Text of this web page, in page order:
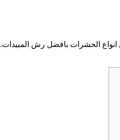
الحشرات بافضل رش المبيدات.